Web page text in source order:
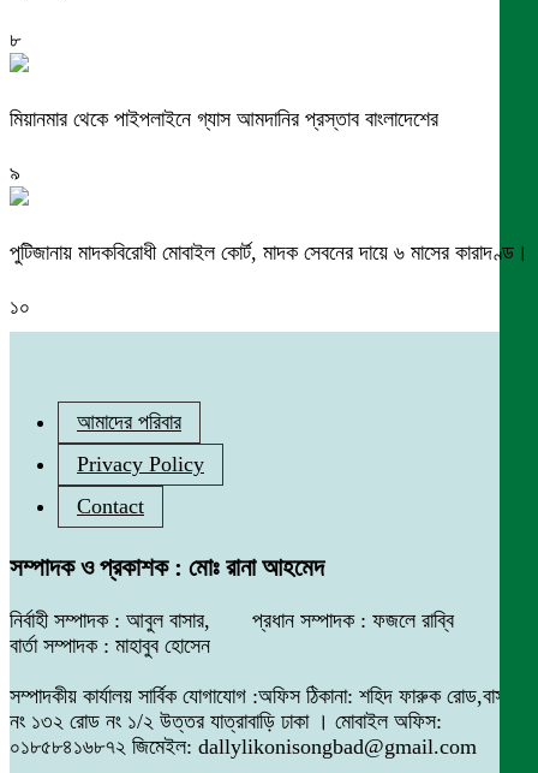
৮
মিয়ানমার থেকে পাইপলাইনে গ্যাস আমদানির প্রস্তাব বাংলাদেশের
৯
পুটিজানায় মাদকবিরোধী মোবাইল কোর্ট, মাদক সেবনের দায়ে ৬ মাসের কারাদণ্ড।
১০
আমাদের পরিবার
Privacy Policy
Contact
সম্পাদক ও প্রকাশক : মোঃ রানা আহমেদ
নির্বাহী সম্পাদক : আবুল বাসার, প্রধান সম্পাদক : ফজলে রাব্বি
বার্তা সম্পাদক : মাহাবুব হোসেন
সম্পাদকীয় কার্যালয় সার্বিক যোগাযোগ :অফিস ঠিকানা: শহিদ ফারুক রোড,বাসা
নং ১৩২ রোড নং ১/২ উত্তর যাত্রাবাড়ি ঢাকা । মোবাইল অফিস:
০১৮৫৮৪১৬৮৭২ জিমেইল: dallylikonisongbad@gmail.com